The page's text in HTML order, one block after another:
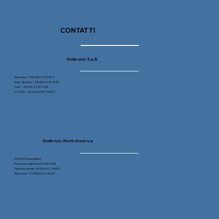
Steltronic S.p.A.
Telefono: +39 030 21 90 811
Sup. Tecnico: +39 030 21 90 830
FAX: +39 030 21 90 798
C.F. & P.I. : IT 02464870985
CONTATTI
Steltronic North America
3205 Pomona Blvd.
Pomona, California 91768 USA
Numero verde: (800) 942-5939
Telefono: +1 (909) 971-9656